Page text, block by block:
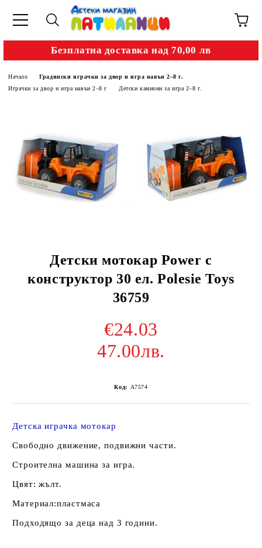
Безплатна доставка над 70,00 лв
Начало
Градински играчки за двор и игра навън 2–8 г.
Играчки за двор и игра навън 2–8 г
Детски камиони за игра 2–8 г.
Детски мотокар Power с
конструктор 30 ел. Polesie Toys
36759
€24.03
47.00лв.
Код: A7574
Детска играчка мотокар
Свободно движение, подвижни части.
Строителна машина за игра.
Цвят: жълт.
Материал:пластмаса
Подходящо за деца над 3 години.